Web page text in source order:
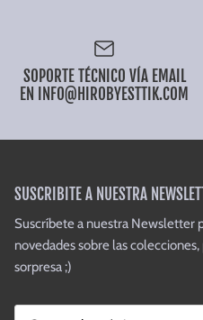
SOPORTE TÉCNICO VÍA EMAIL
EN INFO@HIROBYESTTIK.COM
SUSCRIBITE A NUESTRA
Suscríbete a nuestra Newsletter
novedades sobre las
sorpresa ;)